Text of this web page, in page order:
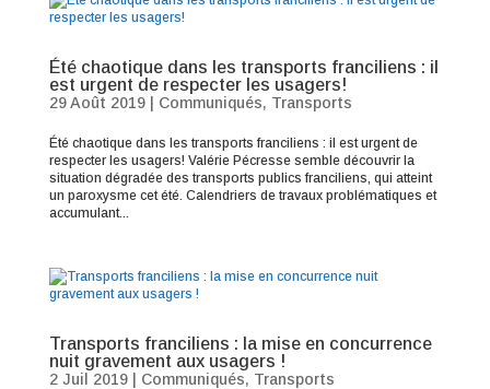
Été chaotique dans les transports franciliens : il
est urgent de respecter les usagers!
29 Août 2019| Communiqués, Transports
Été chaotique dans les transports franciliens : il est urgent de
respecter les usagers! Valérie Pécresse semble découvrir la
situation dégradée des transports publics franciliens, qui atteint
un paroxysme cet été. Calendriers de travaux problématiques et
accumulant...
Transports franciliens : la mise en concurrence
nuit gravement aux usagers !
2 Juil 2019| Communiqués, Transports